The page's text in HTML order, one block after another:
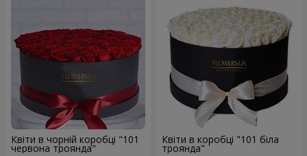
Квіти в чорній коробці "101
червона троянда"
Квіти в коробці "101 біла
троянда"